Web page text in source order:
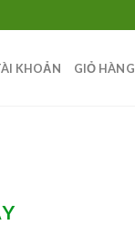
KHOẢN GIỎ HÀNG